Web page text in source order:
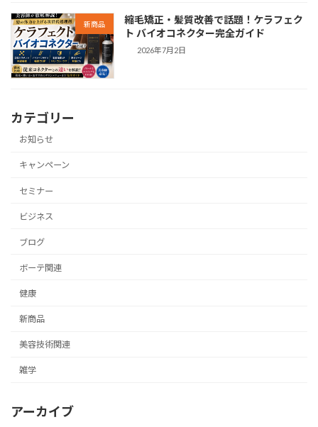
新商品
縮毛矯正・髪質改善で話題！ケラフェク
ト バイオコネクター完全ガイド
2026年7月2日
カテゴリー
お知らせ
キャンペーン
セミナー
ビジネス
ブログ
ボーテ関連
健康
新商品
美容技術関連
雑学
アーカイブ